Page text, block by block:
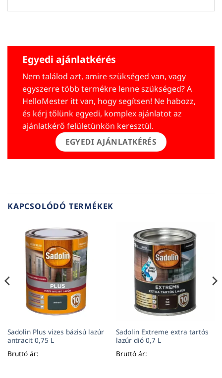
Egyedi ajánlatkérés
Nem találod azt, amire szükséged van, vagy
egyszerre több termékre lenne szükséged? A
HelloMester itt van, hogy segítsen! Ne habozz,
és kérj tőlünk egyedi, komplex ajánlatot az
ajánlatkérő felületünkön keresztül.
EGYEDI AJÁNLATKÉRÉS
KAPCSOLÓDÓ TERMÉKEK
Sadolin Plus vizes bázisú lazúr
antracit 0,75 L
Bruttó ár:
Sadolin Extreme extra tartós
lazúr dió 0,7 L
Bruttó ár: